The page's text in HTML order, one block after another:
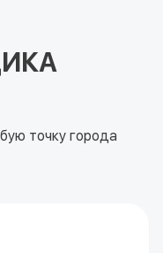
рассказали
точку города